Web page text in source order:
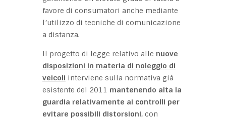
favore di consumatori anche mediante
l’utilizzo di tecniche di comunicazione
a distanza.
Il progetto di legge relativo alle nuove
disposizioni in materia di noleggio di
veicoli interviene sulla normativa già
esistente del 2011 mantenendo alta la
guardia relativamente ai controlli per
evitare possibili distorsioni, con